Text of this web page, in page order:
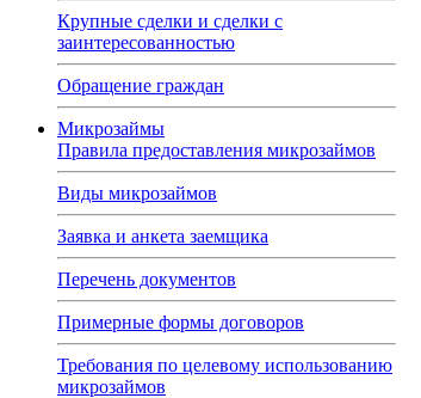
Крупные сделки и сделки с
заинтересованностью
Обращение граждан
Микрозаймы
Правила предоставления микрозаймов
Виды микрозаймов
Заявка и анкета заемщика
Перечень документов
Примерные формы договоров
Требования по целевому использованию
микрозаймов